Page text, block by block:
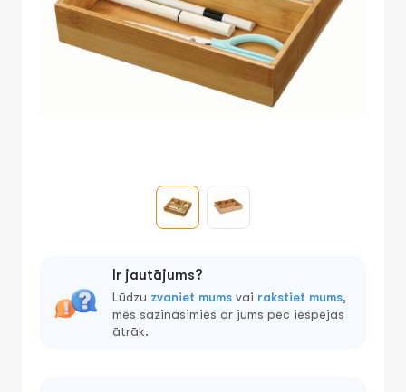
Ir jautājums?
Lūdzu zvaniet mums vai rakstiet mums,
mēs sazināsimies ar jums pēc iespējas
ātrāk.